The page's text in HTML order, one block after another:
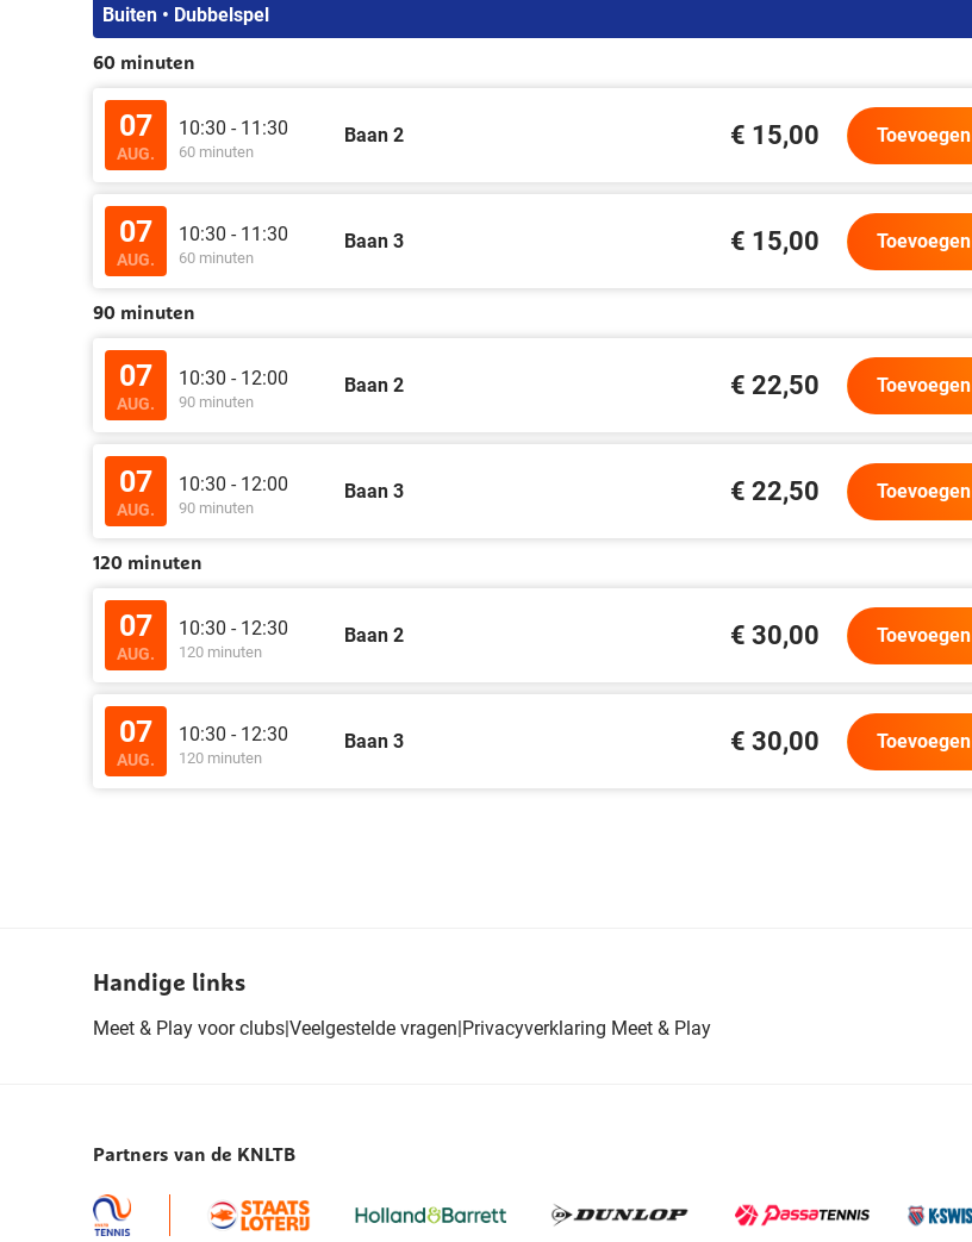
Buiten • Dubbelspel
60 minuten
07
AUG.
10:30 - 11:30
60 minuten
Baan 2 € 15,00 Toevoegen
07
AUG.
10:30 - 11:30
60 minuten
Baan 3 € 15,00 Toevoegen
90 minuten
07
AUG.
10:30 - 12:00
90 minuten
Baan 2 € 22,50 Toevoegen
07
AUG.
10:30 - 12:00
90 minuten
Baan 3 € 22,50 Toevoegen
120 minuten
07
AUG.
10:30 - 12:30
120 minuten
Baan 2 € 30,00 Toevoegen
07
AUG.
10:30 - 12:30
120 minuten
Baan 3 € 30,00 Toevoegen
Handige links
Meet & Play voor clubs|Veelgestelde vragen|Privacyverklaring Meet & Play
Partners van de KNLTB